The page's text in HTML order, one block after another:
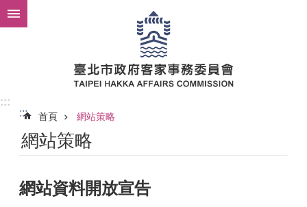
跳到主要內容區塊
:::
:::
首頁 網站策略
網站策略
網站資料開放宣告